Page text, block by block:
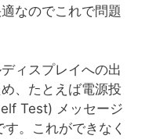
なのでこれで問題
ィスプレイへの出
、たとえば電源投
Test) メッセージ
。これができなく